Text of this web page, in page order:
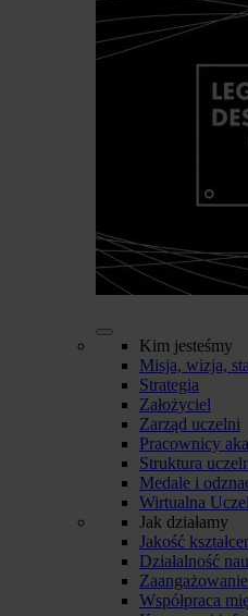
Kim jesteśmy
Misja, wizja,
Strategia
Założyciel
Zarząd uczelni
Pracownicy
Struktura
Medale i
Wirtualna
Jak działamy
Jakość
Działalność
Współpraca